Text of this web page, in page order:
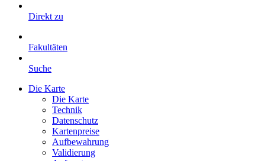
Direkt zu
Fakultäten
Suche
Die Karte
Die Karte
Technik
Datenschutz
Kartenpreise
Aufbewahrung
Validierung